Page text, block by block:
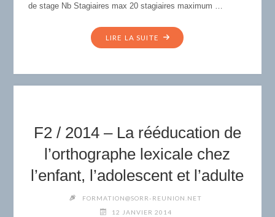
de stage Nb Stagiaires max 20 stagiaires maximum …
LIRE LA SUITE "F1
/
–
20
21
F2 / 2014 – La rééducation de
l’orthographe lexicale chez
l’enfant, l’adolescent et l’adulte
FORMATION@SORR-REUNION.NET
12 JANVIER 2014